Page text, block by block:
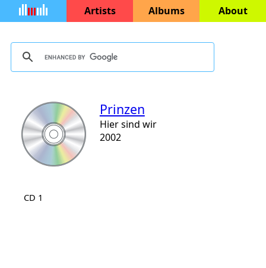
Artists Albums About
Prinzen
Hier sind wir
2002
CD 1